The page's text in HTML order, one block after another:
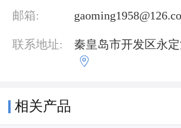
邮箱:
联系地址: 秦皇岛市开发区永

相关产品